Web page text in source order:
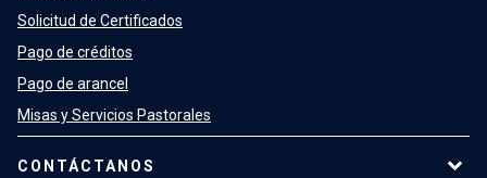
Solicitud de Certificados
Pago de créditos
Pago de arancel
Misas y Servicios Pastorales
CONTÁCTANOS